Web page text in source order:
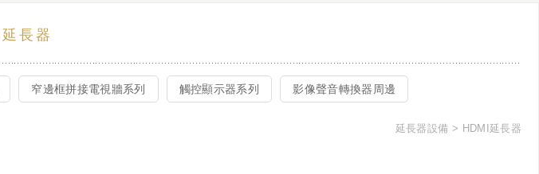
長器
窄邊框拼接電視牆系列 觸控顯示器系列 影像聲音轉換器周邊
延長器設備 HDMI延長器